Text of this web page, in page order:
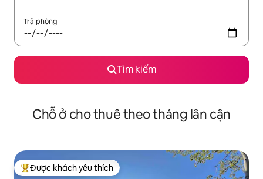
Trả phòng
Tìm kiếm
Chỗ ở cho thuê theo tháng lân cận
Được khách yêu thích nhất
Được khách yêu thích